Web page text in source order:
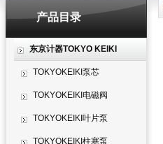
产品目录
东京计器TOKYO KEIKI
TOKYOKEIKI泵芯
TOKYOKEIKI电磁阀
TOKYOKEIKI叶片泵
TOKYOKEIKI柱塞泵